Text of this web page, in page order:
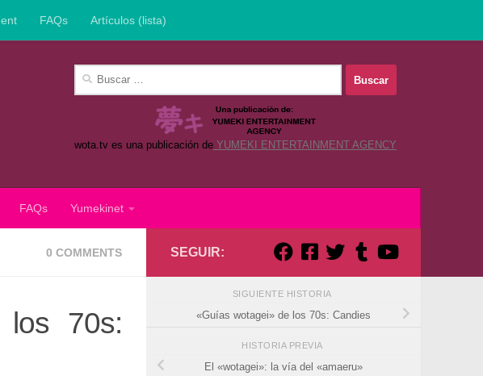
FAQs Artículos (lista)
Buscar:
wota.tv es una publicación de YUMEKI ENTERTAINMENT AGENCY
FAQs Yumekinet
0 COMMENTS
70s:
SEGUIR:
SIGUIENTE HISTORIA
«Guías wotagei» de los 70s: Candies
HISTORIA PREVIA
El «wotagei»: la vía del «amaeru»